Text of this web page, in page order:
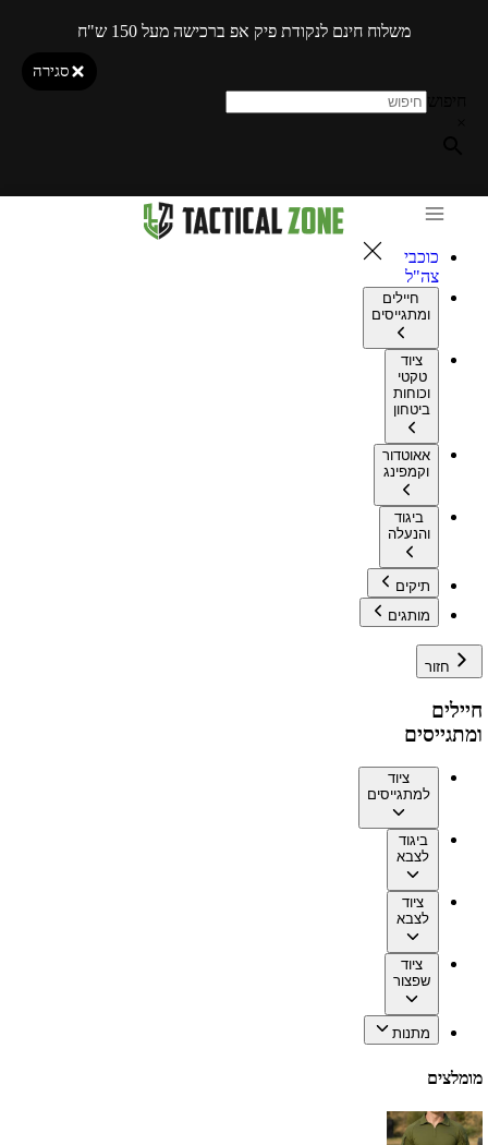
משלוח חינם לנקודת פיק אפ ברכישה מעל 150 ש"ח
סגירה
כוכבי
צה"ל
חיילים
ומתגייסים
ציוד
טקטי
וכוחות
ביטחון
אאוטדור
וקמפינג
ביגוד
והנעלה
תיקים
מותגים
חזור
חיילים
ומתגייסים
ציוד
למתגייסים
ביגוד
לצבא
ציוד
לצבא
ציוד
שפצור
מתנות
מומלצים